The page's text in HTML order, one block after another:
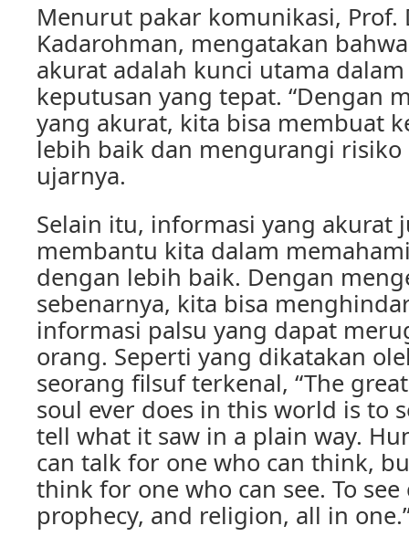
Menurut pakar komunikasi, Prof.
Kadarohman, mengatakan
akurat adalah kunci utama
keputusan yang tepat. “Dengan
yang akurat, kita bisa membuat
lebih baik dan mengurangi risiko
ujarnya.
Selain itu, informasi yang akurat
membantu kita dalam
dengan lebih baik. Dengan
sebenarnya, kita bisa
informasi palsu yang dapat
orang. Seperti yang dikatakan
seorang filsuf terkenal, “The
soul ever does in this world is to
tell what it saw in a plain way.
can talk for one who can think,
think for one who can see. To
prophecy, and religion, all in